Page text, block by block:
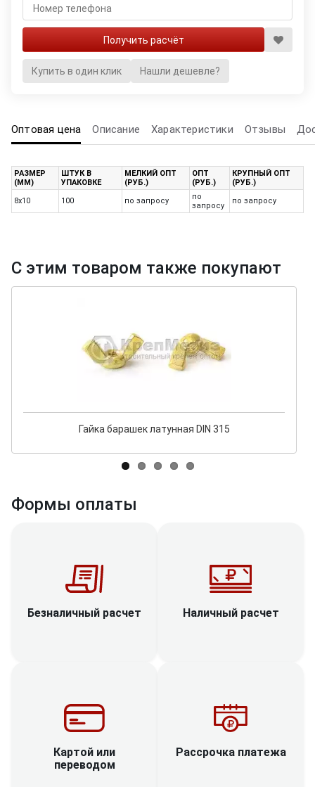
Купить в один клик Нашли дешевле?
Оптовая цена Описание Характеристики Отзывы
РАЗМЕР
(ММ)
ШТУК В
УПАКОВКЕ
МЕЛКИЙ ОПТ
(РУБ.)
ОПТ
(РУБ.)
КРУПНЫЙ ОПТ
(РУБ.)
8х10
100 по запросу
по
запросу
по запросу
С этим товаром также покупают
Гайка барашек латунная DIN 315
Формы оплаты
Безналичный расчет Наличный расчет
Картой или
переводом
Рассрочка платежа